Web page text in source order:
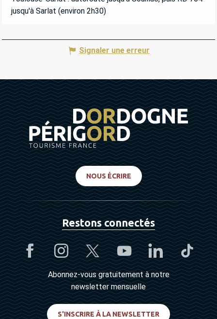
jusqu'à Sarlat (environ 2h30)
Signaler une erreur
NOUS ÉCRIRE
Restons connectés
Abonnez-vous gratuitement à notre
newsletter mensuelle
S'INSCRIRE À LA NEWSLETTER